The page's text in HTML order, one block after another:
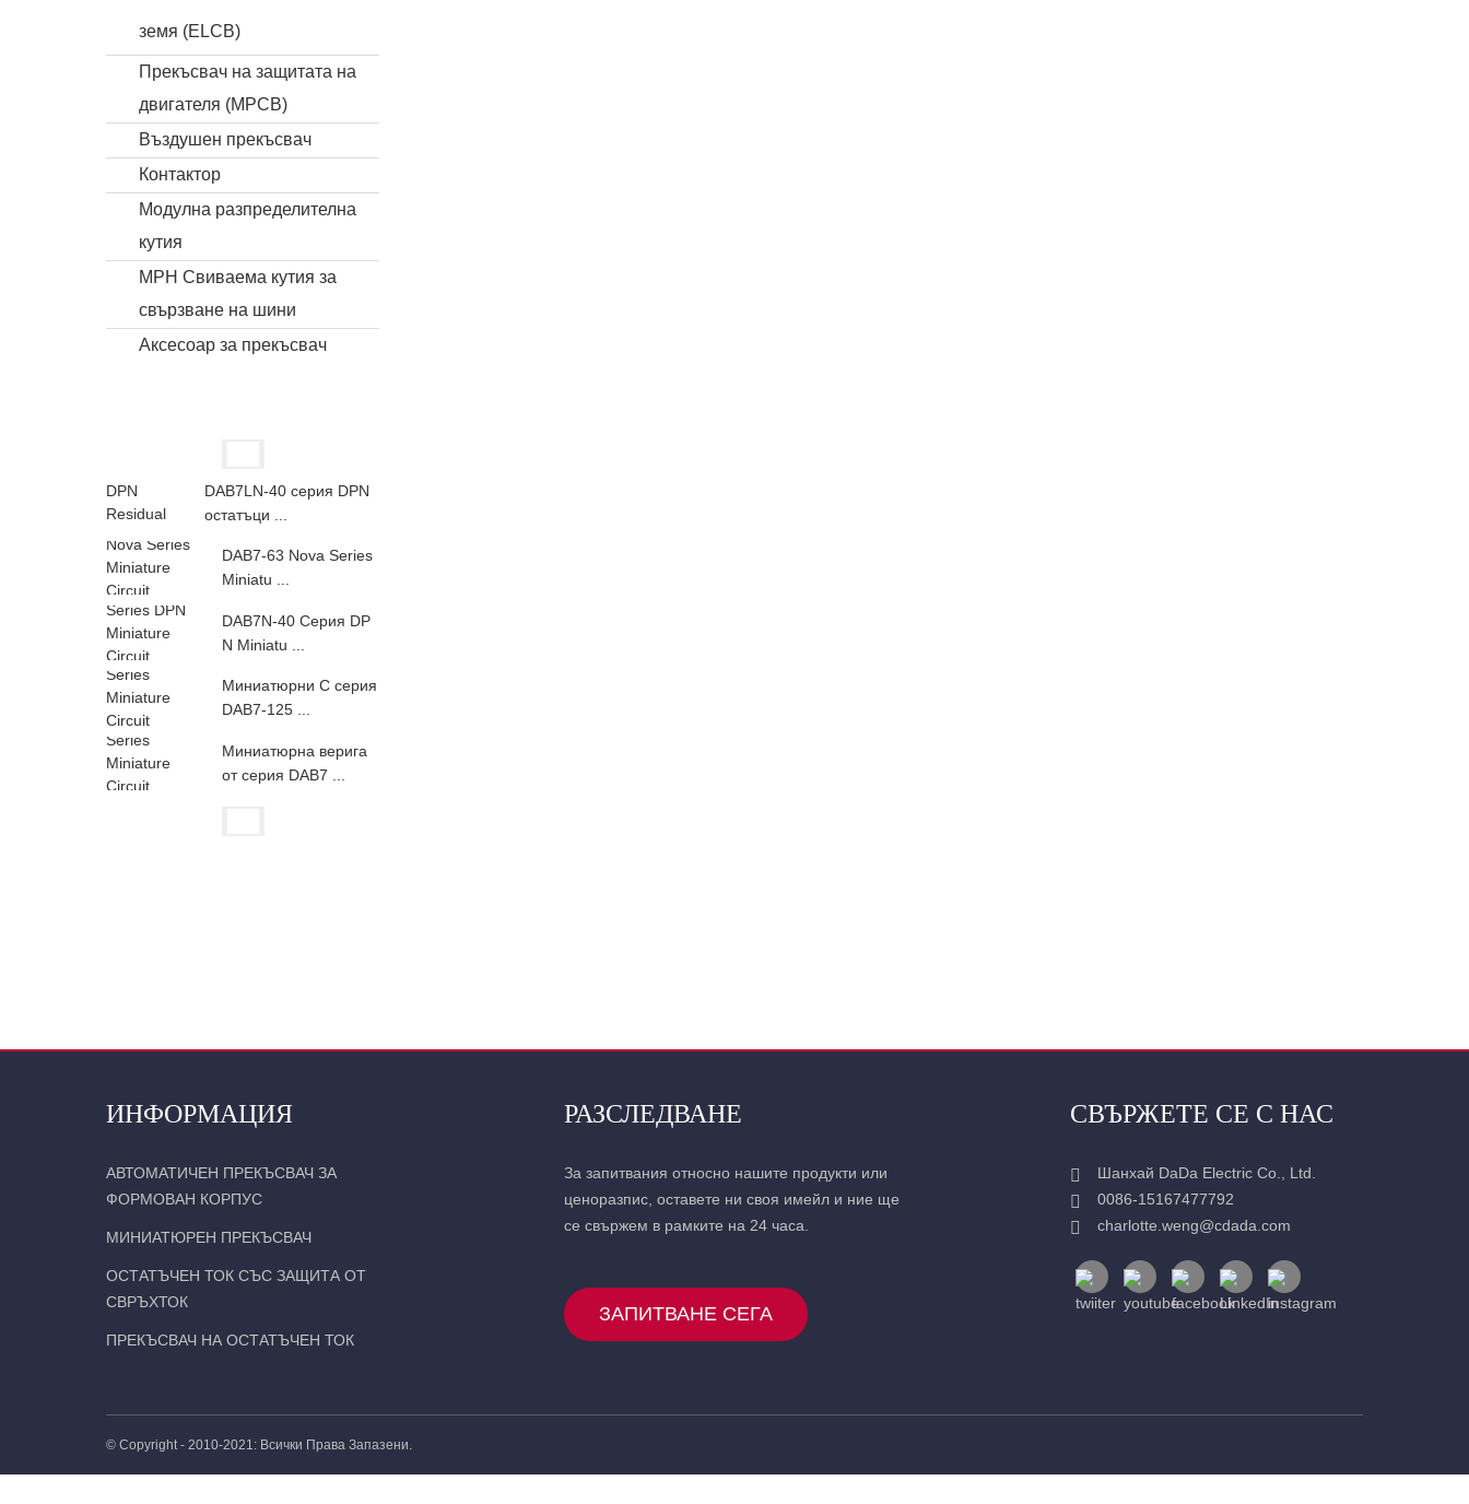
земя (ELCB)
Прекъсвач на защитата на
двигателя (MPCB)
Въздушен прекъсвач
Контактор
Модулна разпределителна
кутия
MPH Свиваема кутия за
свързване на шини
Аксесоар за прекъсвач
DAB7LN-40 серия DPN
остатъци ...
DAB7-63 Nova Series
Miniatu ...
DAB7N-40 Серия DP
N Miniatu ...
Миниатюрни C серия
DAB7-125 ...
Миниатюрна верига
от серия DAB7 ...
ИНФОРМАЦИЯ
АВТОМАТИЧЕН ПРЕКЪСВАЧ ЗА
ФОРМОВАН КОРПУС
МИНИАТЮРЕН ПРЕКЪСВАЧ
ОСТАТЪЧЕН ТОК СЪС ЗАЩИТА ОТ
СВРЪХТОК
ПРЕКЪСВАЧ НА ОСТАТЪЧЕН ТОК
РАЗСЛЕДВАНЕ
За запитвания относно нашите продукти или
ценоразпис, оставете ни своя имейл и ние ще
се свържем в рамките на 24 часа.
ЗАПИТВАНЕ СЕГА
СВЪРЖЕТЕ СЕ С НАС
Шанхай DaDa Electric Co., Ltd.
0086-15167477792
charlotte.weng@cdada.com
© Copyright - 2010-2021: Всички Права Запазени.